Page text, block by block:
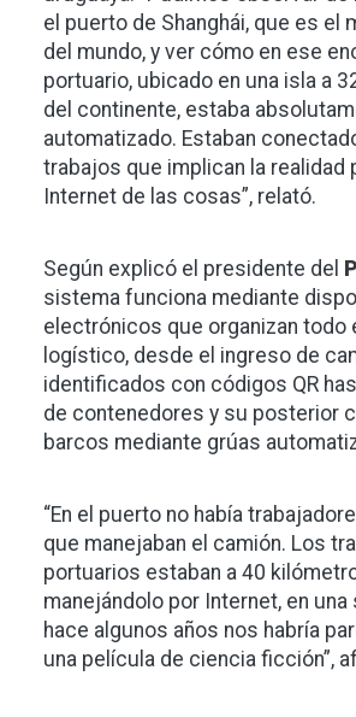
el puerto de Shanghái, que es el
del mundo, y ver cómo en ese
portuario, ubicado en una isla a
del continente, estaba
automatizado. Estaban
trabajos que implican la realidad
Internet de las cosas”, relató.
Según explicó el presidente del
sistema funciona mediante
electrónicos que organizan todo
logístico, desde el ingreso de
identificados con códigos QR
de contenedores y su posterior
barcos mediante grúas
“En el puerto no había
que manejaban el camión. Los
portuarios estaban a 40
manejándolo por Internet, en
hace algunos años nos habría
una película de ciencia ficción”,